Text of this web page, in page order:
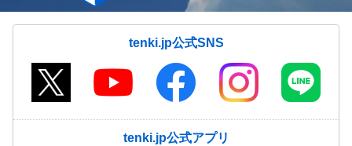
tenki.jp公式SNS
tenki.jp公式アプリ